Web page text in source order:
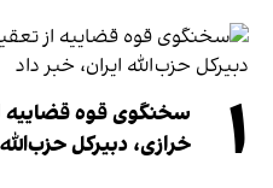
۱
سخنگوی قوه قضاییه
خرازی، دبیر‌کل